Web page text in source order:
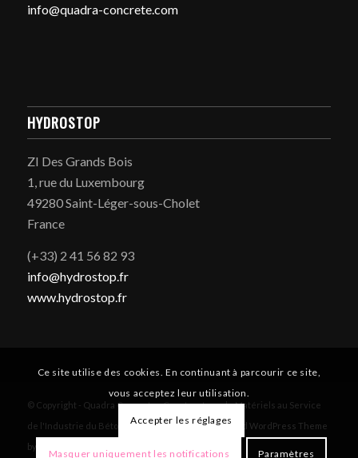
info@quadra-concrete.com
HYDROSTOP
ZI Des Grands Bois
1, rue du Luxembourg
49280 Saint-Léger-sous-Cholet
France
(+33) 2 41 56 82 93
info@hydrostop.fr
www.hydrostop.fr
© Copyright - Quadra Concrete - Constructeur de Matériels au Service
de l'Industrie du Béton - Informations légales-Enfold WordPress Theme
by Kriesi
Ce site utilise des cookies. En continuant à parcourir ce site,
vous acceptez leur utilisation.
Accepter les réglages
Masquer uniquement les notifications Paramètres